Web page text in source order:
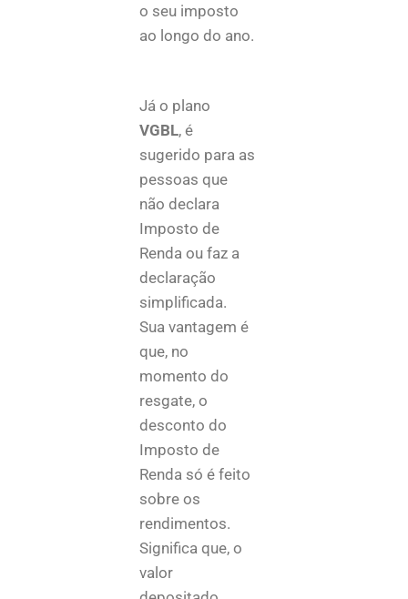
o seu imposto
ao longo do ano.
Já o plano
VGBL, é
sugerido para as
pessoas que
não declara
Imposto de
Renda ou faz a
declaração
simplificada.
Sua vantagem é
que, no
momento do
resgate, o
desconto do
Imposto de
Renda só é feito
sobre os
rendimentos.
Significa que, o
valor